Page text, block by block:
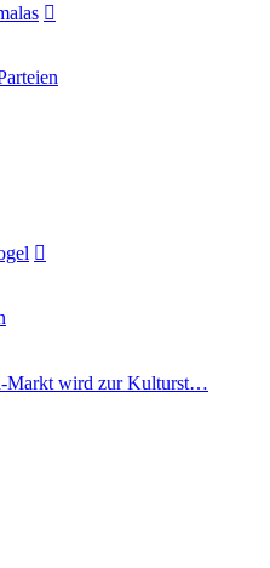
Markt wird zur Kulturst…